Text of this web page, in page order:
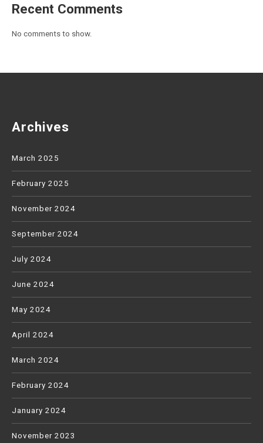
Recent Comments
No comments to show.
Archives
March 2025
February 2025
November 2024
September 2024
July 2024
June 2024
May 2024
April 2024
March 2024
February 2024
January 2024
November 2023